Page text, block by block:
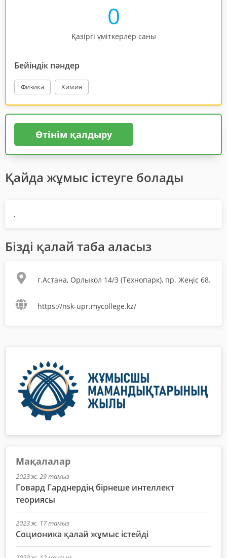
0
Қазіргі үміткерлер саны
Бейіндік пәндер
Физика Химия
Өтінім қалдыру
Қайда жұмыс істеуге болады
.
Бізді қалай таба аласыз
г.Астана, Орлыкол 14/3 (Технопарк), пр. Жеңіс 68.
https://nsk-upr.mycollege.kz/
Мақалалар
2023 ж. 29 тамыз
Говард Гарднердің бірнеше интеллект
теориясы
2023 ж. 17 тамыз
Соционика қалай жұмыс істейді